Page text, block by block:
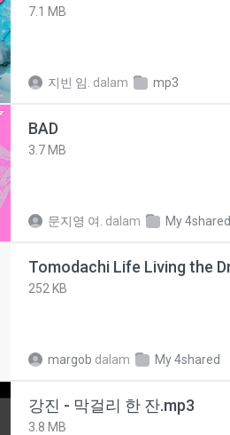
7.1 MB
지빈 임. dalam mp3
BAD
3.7 MB
문지영 여. dalam My 4shared
252 KB
margob dalam My 4shared
강진 - 막걸리 한 잔.mp3
3.8 MB